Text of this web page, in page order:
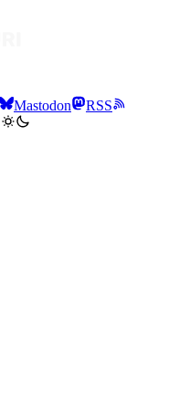
Mastodon
RSS